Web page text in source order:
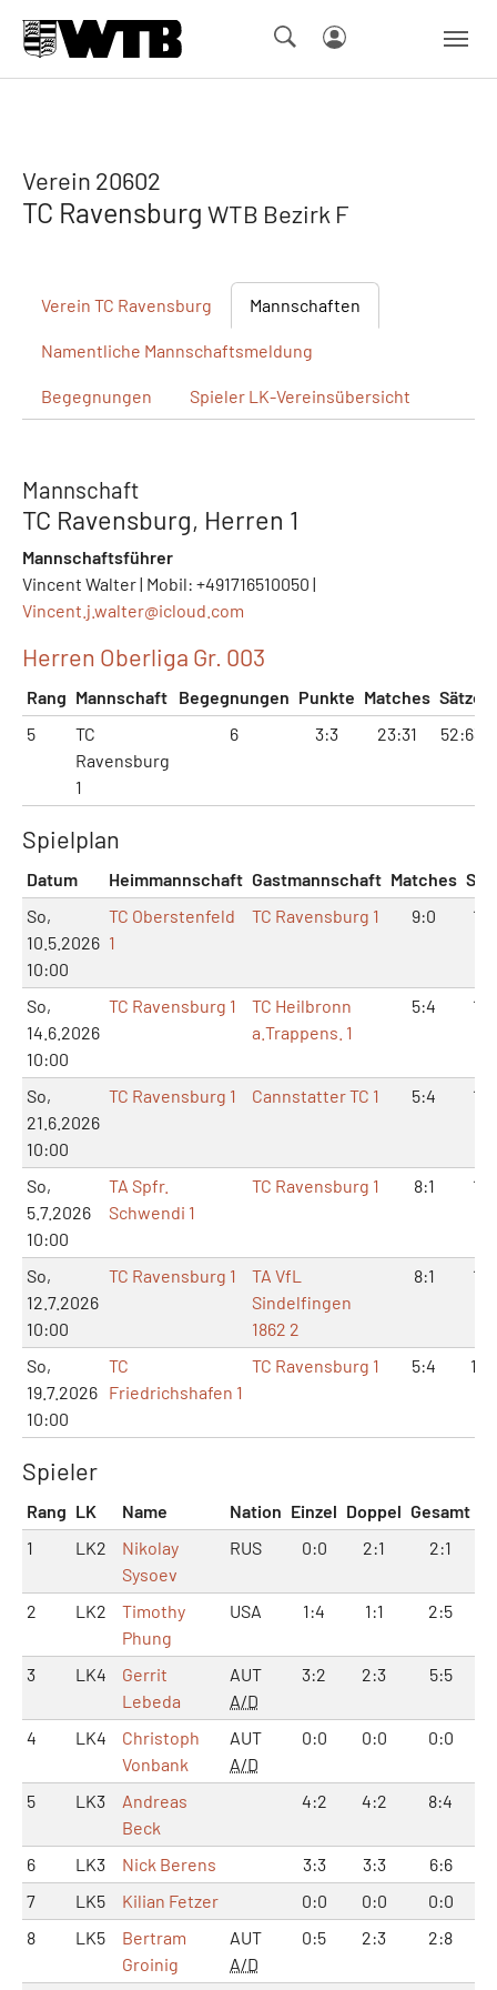
Verein 20602
TC Ravensburg WTB Bezirk F
Verein TC Ravensburg Mannschaften
Namentliche Mannschaftsmeldung
Begegnungen Spieler LK-Vereinsübersicht
Mannschaft
TC Ravensburg, Herren 1
Mannschaftsführer
Vincent Walter | Mobil: +491716510050 |
Vincent.j.walter@icloud.com
Herren Oberliga Gr. 003
Rang Mannschaft Begegnungen Punkte Matches Sätze
5
TC
Ravensburg
1
6 3:3 23:31 52:63
Spielplan
Datum Heimmannschaft Gastmannschaft Matches
So,
10.5.2026
10:00
TC Oberstenfeld
1
TC Ravensburg 1 9:0
So,
14.6.2026
10:00
TC Ravensburg 1
TC Heilbronn
a.Trappens. 1
5:4
So,
21.6.2026
10:00
TC Ravensburg 1 Cannstatter TC 1 5:4
So,
5.7.2026
10:00
TA Spfr.
Schwendi 1
TC Ravensburg 1 8:1
So,
12.7.2026
10:00
TC Ravensburg 1
TA VfL
Sindelfingen
1862 2
8:1
So,
19.7.2026
10:00
TC
Friedrichshafen 1
TC Ravensburg 1 5:4
Spieler
Rang LK Name Nation Einzel Doppel Gesamt
1
LK2
Nikolay
Sysoev
RUS 0:0 2:1 2:1
2 LK2
Timothy
Phung
USA 1:4 1:1 2:5
3 LK4
Gerrit
Lebeda
AUT
A/D
3:2 2:3 5:5
4 LK4
Christoph
Vonbank
AUT
A/D
0:0 0:0 0:0
5 LK3
Andreas
Beck
4:2 4:2 8:4
6 LK3 Nick Berens 3:3 3:3
6:6
7
LK5 Kilian Fetzer 0:0 0:0
0:0
8
LK5
Bertram
Groinig
AUT
A/D
0:5 2:3 2:8